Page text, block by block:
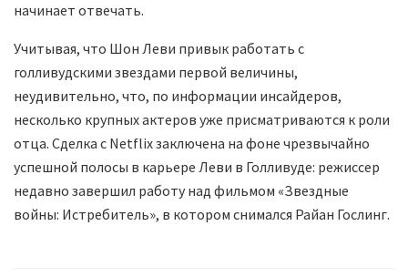
начинает отвечать.
Учитывая, что Шон Леви привык работать с
голливудскими звездами первой величины,
неудивительно, что, по информации инсайдеров,
несколько крупных актеров уже присматриваются к роли
отца. Сделка с Netflix заключена на фоне чрезвычайно
успешной полосы в карьере Леви в Голливуде: режиссер
недавно завершил работу над фильмом «Звездные
войны: Истребитель», в котором снимался Райан Гослинг.